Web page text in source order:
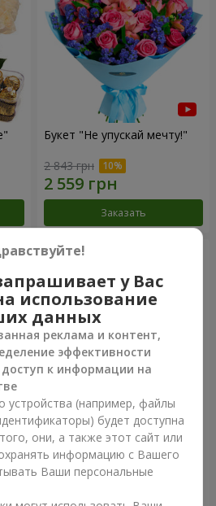
Букет "Не упускай мечту!"
2 843 грн
Заказать
51 белая хризантема
5 528 грн
у Вас
использование
данных
реклама и контент,
эффективности
к информации на
(например, файлы
будет доступна
они, а также этот сайт или
информацию с Вашего
Ваши персональные